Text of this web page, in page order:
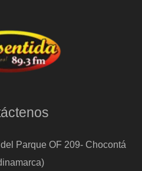
Parque OF 209- Chocontá